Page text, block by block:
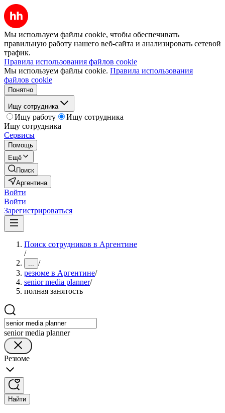
Мы используем файлы cookie, чтобы обеспечивать
правильную работу нашего веб-сайта и анализировать сетевой
трафик.
Правила использования файлов cookie
Мы используем файлы cookie. Правила использования
файлов cookie
Понятно
Ищу сотрудника
Ищу работу
Ищу сотрудника
Ищу сотрудника
Сервисы
Помощь
Ещё
Поиск
Аргентина
Войти
Войти
Зарегистрироваться
Поиск сотрудников в Аргентине
/
... /
резюме в Аргентине/
senior media planner/
полная занятость
senior media planner
Резюме
Найти